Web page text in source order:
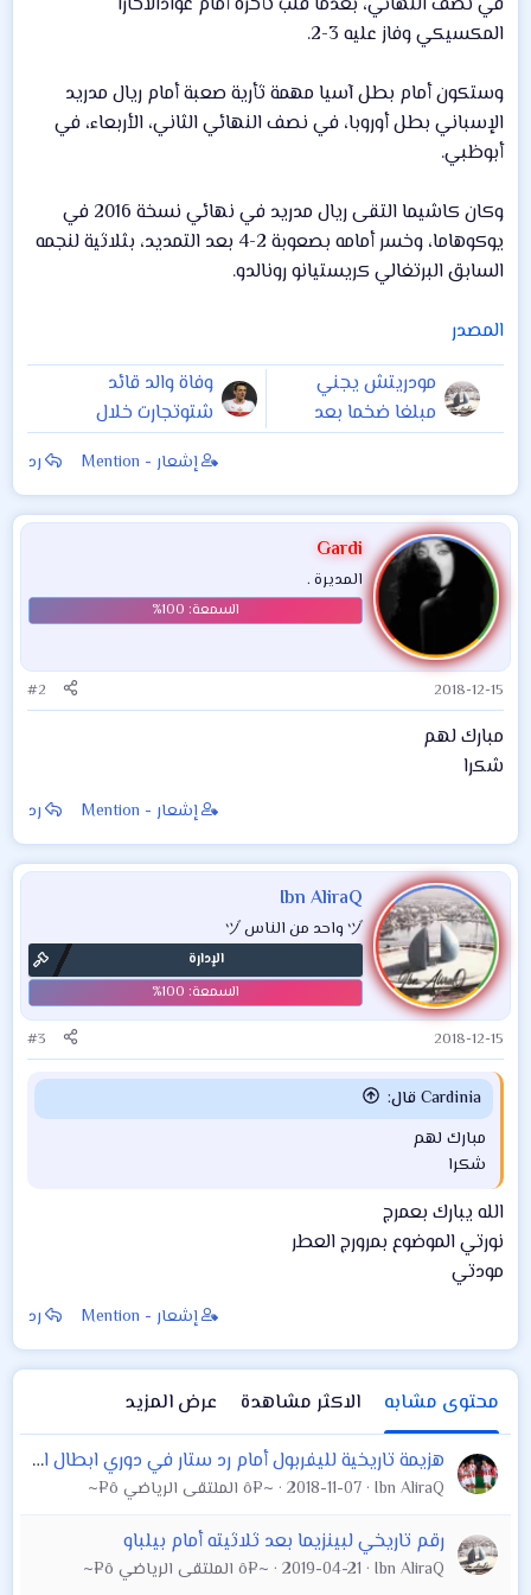
المكسيكي وفاز عليه 3-2.
وستكون أمام بطل آسيا مهمة ثأرية صعبة أمام ريال مدريد
الإسباني بطل أوروبا، في نصف النهائي الثاني، الأربعاء، في
أبوظبي.
وكان كاشيما التقى ريال مدريد في نهائي نسخة 2016 في
يوكوهاما، وخسر أمامه بصعوبة 2-4 بعد التمديد، بثلاثية لنجمه
السابق البرتغالي كريستيانو رونالدو.
المصدر
مودريتش يجني
مبلغا ضخما بعد
تتويجه بالكرة الذهبية
وفاة والد قائد
شتوتجارت خلال
مباراة بالدوري
الألماني
إشعار - Mention رد
Gardi
المديرة .
2018-12-15
#2
مبارك لهم
شكرا
إشعار - Mention رد
Ibn AliraQ
ヅ واحد من الناس ヅ
الإدارة
2018-12-15
#3
Cardinia قال:
مبارك لهم
شكرا
الله يبارك بعمرج
نورتي الموضوع بمرورج العطر
مودتي
إشعار - Mention رد
محتوى مشابه الاكثر مشاهدة
عرض المزيد
هزيمة تاريخية لليفربول أمام رد ستار في دوري ابطال اوروبا
Ibn AliraQ
2018-11-07 ~¤ô الملتقى الرياضي ô¤~
رقم تاريخي لبينزيما بعد ثلاثيته أمام بيلباو
Ibn AliraQ
2019-04-21 ~¤ô الملتقى الرياضي ô¤~